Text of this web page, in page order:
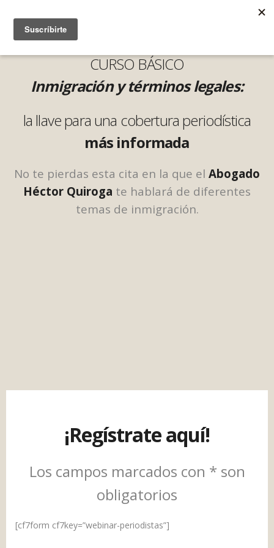
CURSO BÁSICO
Inmigración y términos legales:
la llave para una cobertura periodística
más informada
No te pierdas esta cita en la que el Abogado
Héctor Quiroga te hablará de diferentes
temas de inmigración.
¡Regístrate aquí!
Los campos marcados con * son
obligatorios
[cf7form cf7key=”webinar-periodistas”]